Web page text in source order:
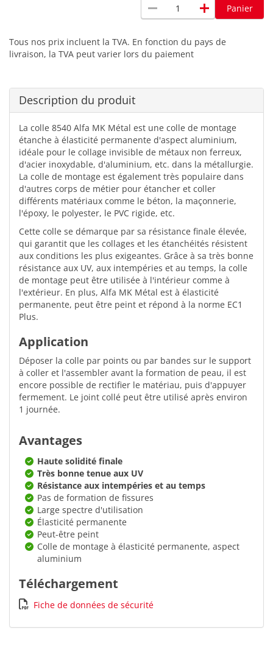
remove add Panier
Tous nos prix incluent la TVA. En fonction du pays de
livraison, la TVA peut varier lors du paiement
Description du produit
La colle 8540 Alfa MK Métal est une colle de montage
étanche à élasticité permanente d'aspect aluminium,
idéale pour le collage invisible de métaux non ferreux,
d'acier inoxydable, d'aluminium, etc. dans la métallurgie.
La colle de montage est également très populaire dans
d'autres corps de métier pour étancher et coller
différents matériaux comme le béton, la maçonnerie,
l'époxy, le polyester, le PVC rigide, etc.
Cette colle se démarque par sa résistance finale élevée,
qui garantit que les collages et les étanchéités résistent
aux conditions les plus exigeantes. Grâce à sa très bonne
résistance aux UV, aux intempéries et au temps, la colle
de montage peut être utilisée à l'intérieur comme à
l'extérieur. En plus, Alfa MK Métal est à élasticité
permanente, peut être peint et répond à la norme EC1
Plus.
Application
Déposer la colle par points ou par bandes sur le support
à coller et l'assembler avant la formation de peau, il est
encore possible de rectifier le matériau, puis d'appuyer
fermement. Le joint collé peut être utilisé après environ
1 journée.
Avantages
Haute solidité finale
Très bonne tenue aux UV
Résistance aux intempéries et au temps
Pas de formation de fissures
Large spectre d'utilisation
Élasticité permanente
Peut-être peint
Colle de montage à élasticité permanente, aspect
aluminium
Téléchargement
Fiche de données de sécurité